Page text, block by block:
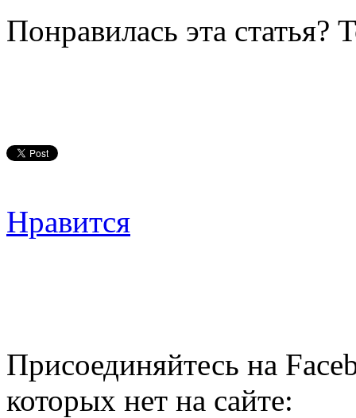
Понравилась эта статья?
Нравится
Присоединяйтесь на
которых нет на сайте: